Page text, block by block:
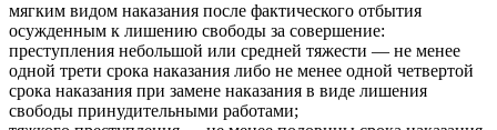
мягким видом наказания после фактического отбытия
осужденным к лишению свободы за совершение:
преступления небольшой или средней тяжести — не менее
одной трети срока наказания либо не менее одной четвертой
срока наказания при замене наказания в виде лишения
свободы принудительными работами;